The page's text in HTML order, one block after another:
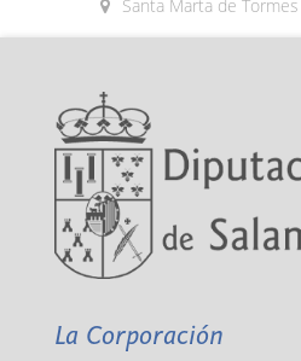
Santa Marta de Tormes
La Corporación